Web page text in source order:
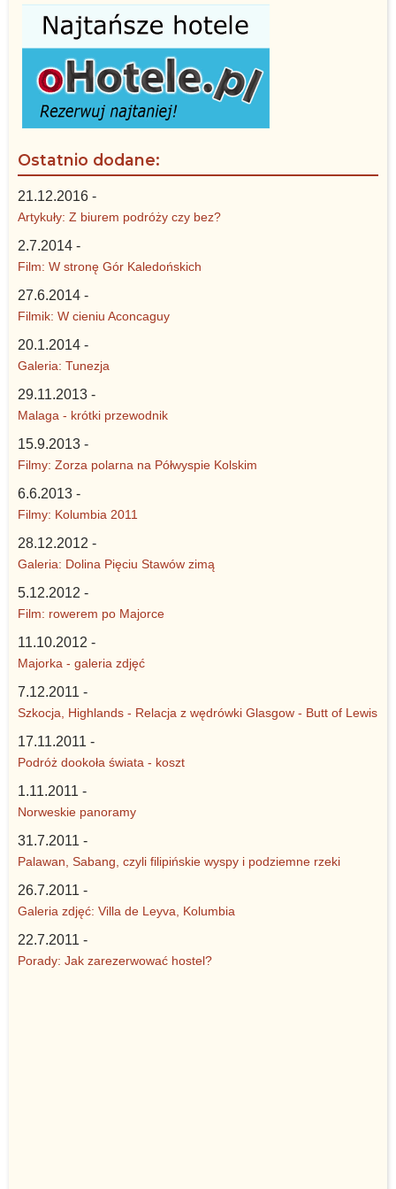
Ostatnio dodane:
21.12.2016 -
Artykuły: Z biurem podróży czy bez?
2.7.2014 -
Film: W stronę Gór Kaledońskich
27.6.2014 -
Filmik: W cieniu Aconcaguy
20.1.2014 -
Galeria: Tunezja
29.11.2013 -
Malaga - krótki przewodnik
15.9.2013 -
Filmy: Zorza polarna na Półwyspie Kolskim
6.6.2013 -
Filmy: Kolumbia 2011
28.12.2012 -
Galeria: Dolina Pięciu Stawów zimą
5.12.2012 -
Film: rowerem po Majorce
11.10.2012 -
Majorka - galeria zdjęć
7.12.2011 -
Szkocja, Highlands - Relacja z wędrówki Glasgow - Butt of Lewis
17.11.2011 -
Podróż dookoła świata - koszt
1.11.2011 -
Norweskie panoramy
31.7.2011 -
Palawan, Sabang, czyli filipińskie wyspy i podziemne rzeki
26.7.2011 -
Galeria zdjęć: Villa de Leyva, Kolumbia
22.7.2011 -
Porady: Jak zarezerwować hostel?